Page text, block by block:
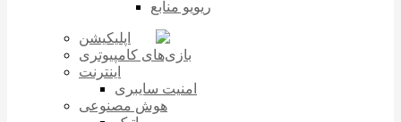
ریویو منابع
اپلیکیشن
بازی‌های کامپیوتری
اینترنت
امنیت سایبری
هوش مصنوعی